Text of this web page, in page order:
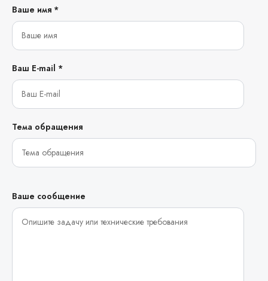
Ваше имя *
Ваш E-mail *
Тема обращения
Ваше сообщение